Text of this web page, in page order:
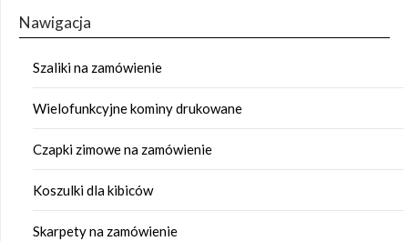
Nawigacja
Szaliki na zamówienie
Wielofunkcyjne kominy drukowane
Czapki zimowe na zamówienie
Koszulki dla kibiców
Skarpety na zamówienie